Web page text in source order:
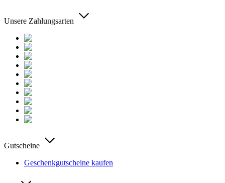
Unsere Zahlungsarten
Gutscheine
Geschenkgutscheine kaufen